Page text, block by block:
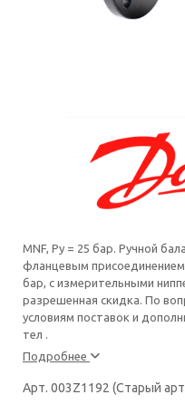
MNF, Py = 25 бар. Ручной
фланцевым
бар, с измерительными
разрешенная скидка. По
условиям поставок и
тел .
Подробнее
Арт. 003Z1192 (Старый